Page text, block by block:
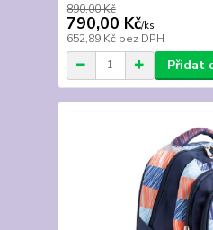
890,00 Kč
790,00 Kč/ks
652,89 Kč bez DPH
Přidat